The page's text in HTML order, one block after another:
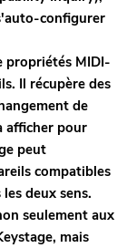
configurer
propriétés MIDI-
Il récupère des
de
afficher pour
peut
compatibles
deux sens.
seulement aux
mais